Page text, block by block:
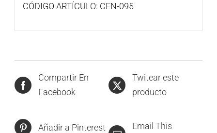
CÓDIGO ARTÍCULO: CEN-095
Compartir En
Facebook
Twitear este
producto
Añadir a Pinterest
Email This